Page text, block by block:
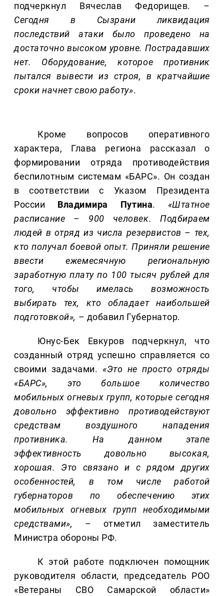
подчеркнул Вячеслав Федорищев. –
Сегодня в Сызрани ликвидация
последствий атаки было проведено на
достаточно высоком уровне. Пострадавших
нет. Оборудование, которое противник
пытался вывести из строя, в кратчайшие
сроки начнет свою работу».
Кроме вопросов оперативного
характера, Глава региона рассказал о
формировании отряда противодействия
беспилотным системам «БАРС». Он создан
в соответствии с Указом Президента
России Владимира Путина. «Штатное
расписание – 900 человек. Подбираем
людей в отряд из числа резервистов – тех,
кто получал боевой опыт. Приняли решение
ввести ежемесячную региональную
заработную плату по 100 тысяч рублей для
того, чтобы имелась возможность
выбирать тех, кто обладает наибольшей
подготовкой», – добавил Губернатор.
Юнус-Бек Евкуров подчеркнул, что
созданный отряд успешно справляется со
своими задачами. «Это не просто отряды
«БАРС», это большое количество
мобильных огневых групп, которые сегодня
довольно эффективно противодействуют
средствам воздушного нападения
противника. На данном этапе
эффективность довольно высокая,
хорошая. Это связано и с рядом других
особенностей, в том числе работой
губернаторов по обеспечению этих
мобильных огневых групп необходимыми
средствами»,
– отметил заместитель
Министра обороны РФ.
К этой работе подключен помощник
руководителя области, председатель РОО
«Ветераны СВО Самарской области»